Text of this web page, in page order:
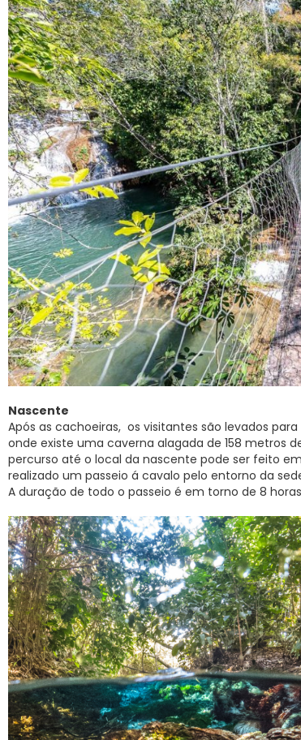
Nascente
Após as cachoeiras, os visitantes são levados
onde existe uma caverna alagada de 158 metros
percurso até o local da nascente pode ser feito
realizado um passeio á cavalo pelo entorno da
A duração de todo o passeio é em torno de 8